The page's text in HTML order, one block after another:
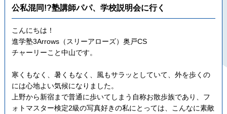
公私混同!?塾講師パパ、学校説明会に行く
こんにちは！
進学塾3Arrows（スリーアローズ）奥戸CS
チャーリーこと中山です。
寒くもなく、暑くもなく、風もサラッとしていて、外を歩くの
には心地よい気候になりました。
上野から新宿まで普通に歩いてしまう自称お散歩族であり、フ
ォトマスター検定2級の写真好きの私にとっては、こんなに素敵